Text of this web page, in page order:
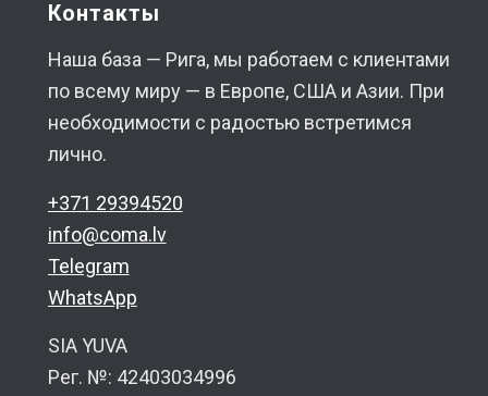
Контакты
Наша база — Рига, мы работаем с клиентами
по всему миру — в Европе, США и Азии. При
необходимости с радостью встретимся
лично.
+371 29394520
info@coma.lv
Telegram
WhatsApp
SIA YUVA
Рег. №: 42403034996